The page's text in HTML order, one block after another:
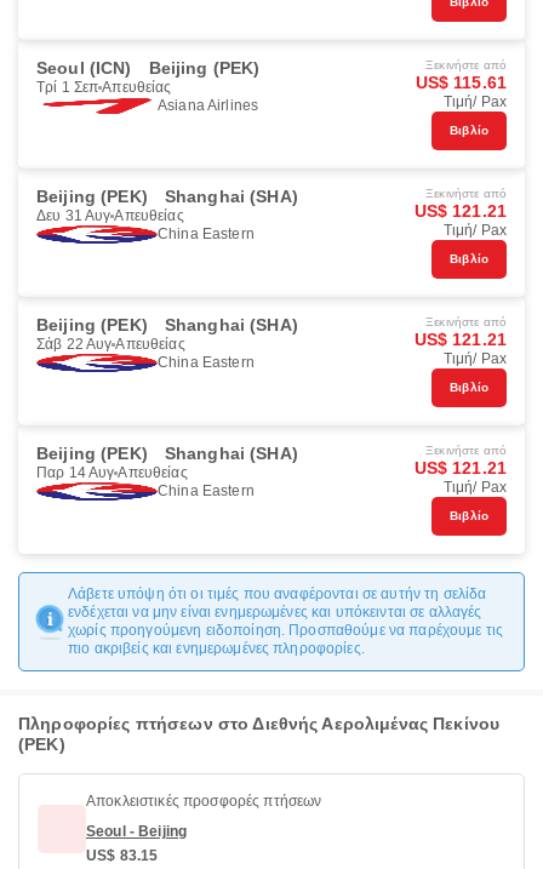
Seoul (ICN) Beijing (PEK)
Τρί 1 Σεπ Απευθείας
Asiana Airlines
Ξεκινήστε από
US$ 115.61
Τιμή/ Pax
Βιβλίο
Beijing (PEK) Shanghai (SHA)
Δευ 31 Αυγ Απευθείας
China Eastern
Ξεκινήστε από
US$ 121.21
Τιμή/ Pax
Βιβλίο
Beijing (PEK) Shanghai (SHA)
Σάβ 22 Αυγ Απευθείας
China Eastern
Ξεκινήστε από
US$ 121.21
Τιμή/ Pax
Βιβλίο
Beijing (PEK) Shanghai (SHA)
Παρ 14 Αυγ Απευθείας
China Eastern
Ξεκινήστε από
US$ 121.21
Τιμή/ Pax
Βιβλίο
Λάβετε υπόψη ότι οι τιμές που αναφέρονται σε αυτήν τη σελίδα
ενδέχεται να μην είναι ενημερωμένες και υπόκεινται σε αλλαγές
χωρίς προηγούμενη ειδοποίηση. Προσπαθούμε να παρέχουμε τις
πιο ακριβείς και ενημερωμένες πληροφορίες.
Πληροφορίες πτήσεων στο Διεθνής Αερολιμένας Πεκίνου
(PEK)
Αποκλειστικές προσφορές πτήσεων
Seoul - Beijing
US$ 83.15